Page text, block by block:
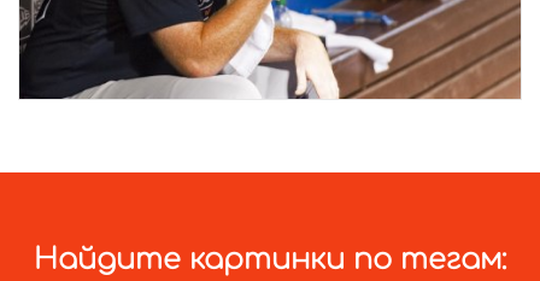
Найдите картинки по тегам: